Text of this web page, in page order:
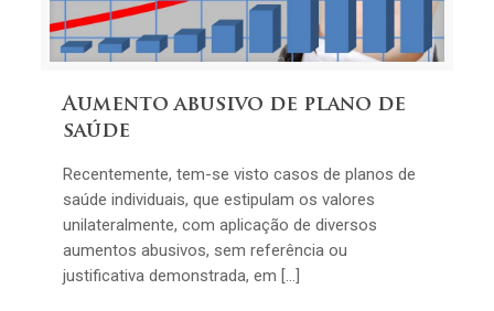
Aumento abusivo de plano de
saúde
Recentemente, tem-se visto casos de planos de
saúde individuais, que estipulam os valores
unilateralmente, com aplicação de diversos
aumentos abusivos, sem referência ou
justificativa demonstrada, em […]